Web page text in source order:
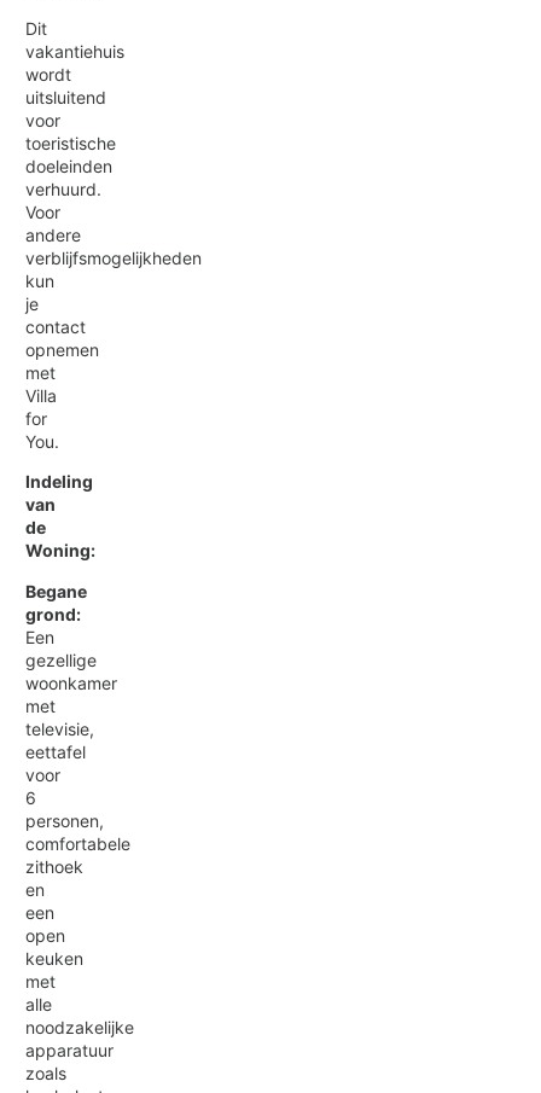
Dit
vakantiehuis
wordt
uitsluitend
voor
toeristische
doeleinden
verhuurd.
Voor
andere
verblijfsmogelijkheden
kun
je
contact
opnemen
met
Villa
for
You.
Indeling
van
de
Woning:
Begane
grond:
Een
gezellige
woonkamer
met
televisie,
eettafel
voor
6
personen,
comfortabele
zithoek
en
een
open
keuken
met
alle
noodzakelijke
apparatuur
zoals